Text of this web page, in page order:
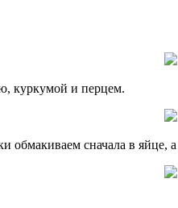
куркумой и перцем.
обмакиваем сначала в яйце,